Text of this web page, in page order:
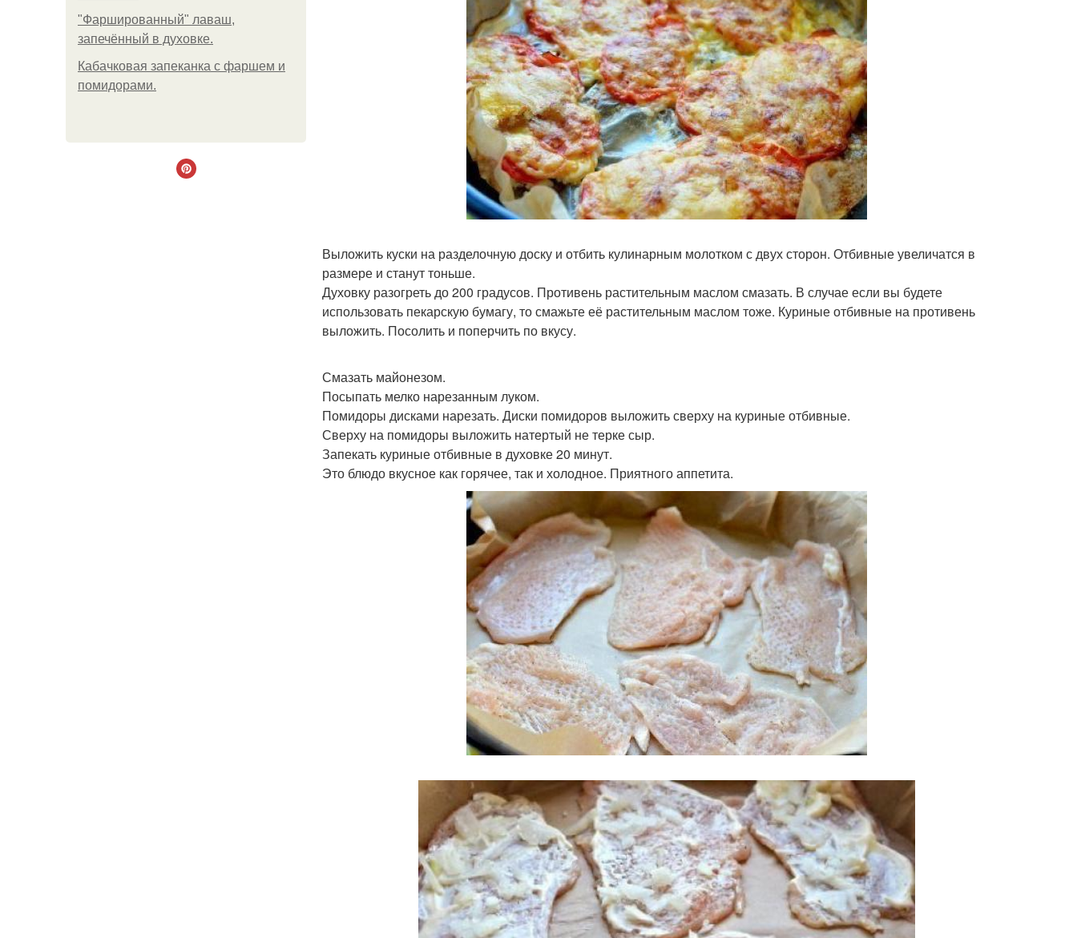
"Фаршированный" лаваш,
запечённый в духовке.
Кабачковая запеканка с фаршем и
помидорами.
Выложить куски на разделочную доску и отбить кулинарным молотком с двух сторон. Отбивные увеличатся в
размере и станут тоньше.
Духовку разогреть до 200 градусов. Противень растительным маслом смазать. В случае если вы будете
использовать пекарскую бумагу, то смажьте её растительным маслом тоже. Куриные отбивные на противень
выложить. Посолить и поперчить по вкусу.
Смазать майонезом.
Посыпать мелко нарезанным луком.
Помидоры дисками нарезать. Диски помидоров выложить сверху на куриные отбивные.
Сверху на помидоры выложить натертый не терке сыр.
Запекать куриные отбивные в духовке 20 минут.
Это блюдо вкусное как горячее, так и холодное. Приятного аппетита.